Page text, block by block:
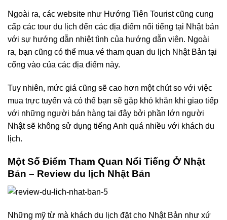
Ngoài ra, các website như Hướng Tiên Tourist cũng cung
cấp các tour du lịch đến các địa điểm nổi tiếng tại Nhật bản
với sự hướng dẫn nhiệt tình của hướng dẫn viên. Ngoài
ra, bạn cũng có thể mua vé tham quan du lịch Nhật Bản tại
cổng vào của các địa điểm này.
Tuy nhiên, mức giá cũng sẽ cao hơn một chút so với việc
mua trực tuyến và có thể bạn sẽ gặp khó khăn khi giao tiếp
với những người bán hàng tại đây bởi phần lớn người
Nhật sẽ không sử dụng tiếng Anh quá nhiều với khách du
lịch.
Một Số Điểm Tham Quan Nổi Tiếng Ở Nhật
Bản – Review du lịch Nhật Bản
Những mỹ từ mà khách du lịch đặt cho Nhật Bản như xứ